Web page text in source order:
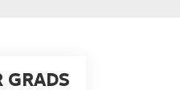
GRADS